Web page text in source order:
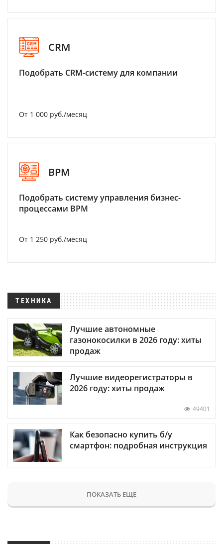
CRM
Подобрать CRM-систему для компании
От 1 000 руб./месяц
BPM
Подобрать систему управления бизнес-
процессами BPM
От 1 250 руб./месяц
ТЕХНИКА
Лучшие автономные
газонокосилки в 2026 году: хиты
продаж
Лучшие видеорегистраторы в
2026 году: хиты продаж
49401
Как безопасно купить б/у
смартфон: подробная инструкция
ПОКАЗАТЬ ЕЩЕ